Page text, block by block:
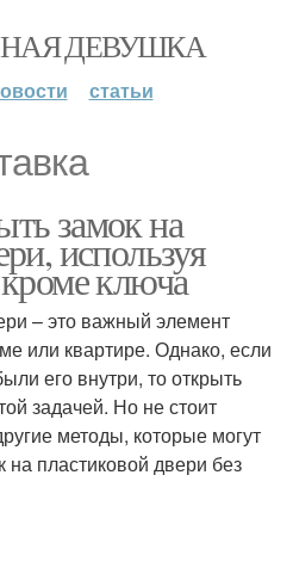
ДЕВУШКА
статьи
замок на
используя
ключа
– это важный элемент
или квартире. Однако, если
его внутри, то открыть
задачей. Но не стоит
методы, которые могут
пластиковой двери без